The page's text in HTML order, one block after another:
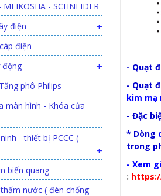
- Quạt
- Quạt
kim mạ
- Đặc
* Dòng
trong
- Xem
:
MEIKOSHA - SCHNEIDER
điện
+
điện
động
+
phô Philips
màn hình - Khóa cửa
- thiết bị PCCC (
+
biến quang
nước ( đèn chống